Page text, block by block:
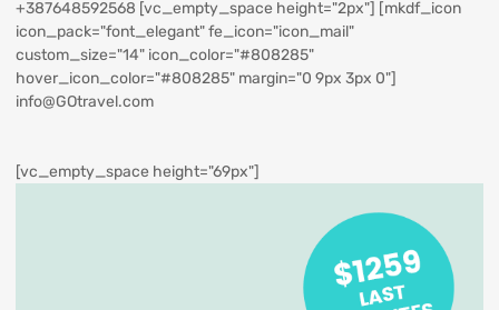
+387648592568 [vc_empty_space height="2px"] [mkdf_icon
icon_pack="font_elegant" fe_icon="icon_mail"
custom_size="14" icon_color="#808285"
hover_icon_color="#808285" margin="0 9px 3px 0"]
info@GOtravel.com
[vc_empty_space height="69px"]